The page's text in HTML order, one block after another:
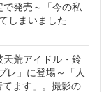
で発売～「今の私
しまいました
天荒アイドル・鈴
レ」に登場～「人
ます」。撮影の